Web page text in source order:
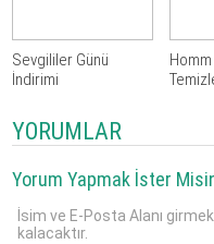
Sevgililer Günü
İndirimi
YORUMLAR
Yorum Yapmak İster
İsim ve E-Posta Alanı
kalacaktır.